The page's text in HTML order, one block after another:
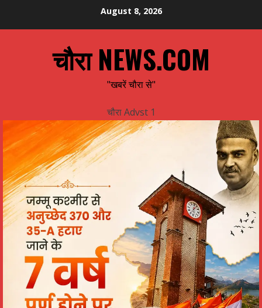
August 8, 2026
चौरा NEWS.COM
"खबरें चौरा से"
चौरा Advst 1